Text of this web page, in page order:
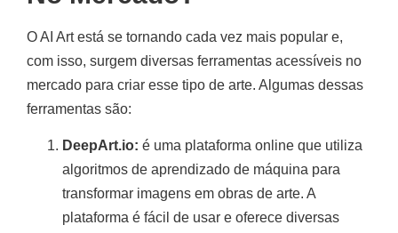
O AI Art está se tornando cada vez mais popular e,
com isso, surgem diversas ferramentas acessíveis no
mercado para criar esse tipo de arte. Algumas dessas
ferramentas são:
DeepArt.io: é uma plataforma online que utiliza
algoritmos de aprendizado de máquina para
transformar imagens em obras de arte. A
plataforma é fácil de usar e oferece diversas